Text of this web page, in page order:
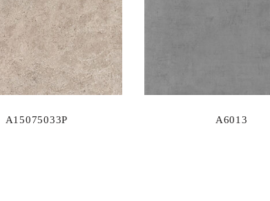
A15075033P A6013